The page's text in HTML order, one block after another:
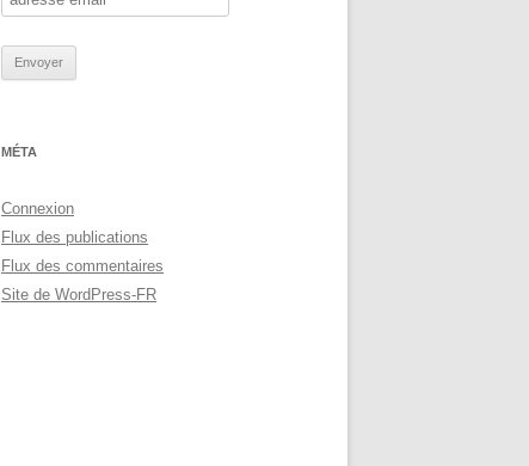
MÉTA
Connexion
Flux des publications
Flux des commentaires
Site de WordPress-FR